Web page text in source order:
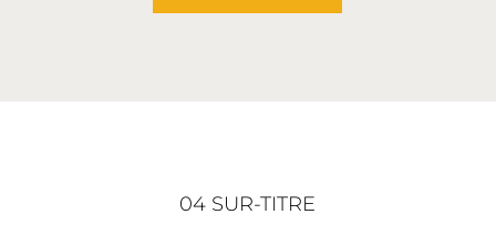
04 SUR-TITRE